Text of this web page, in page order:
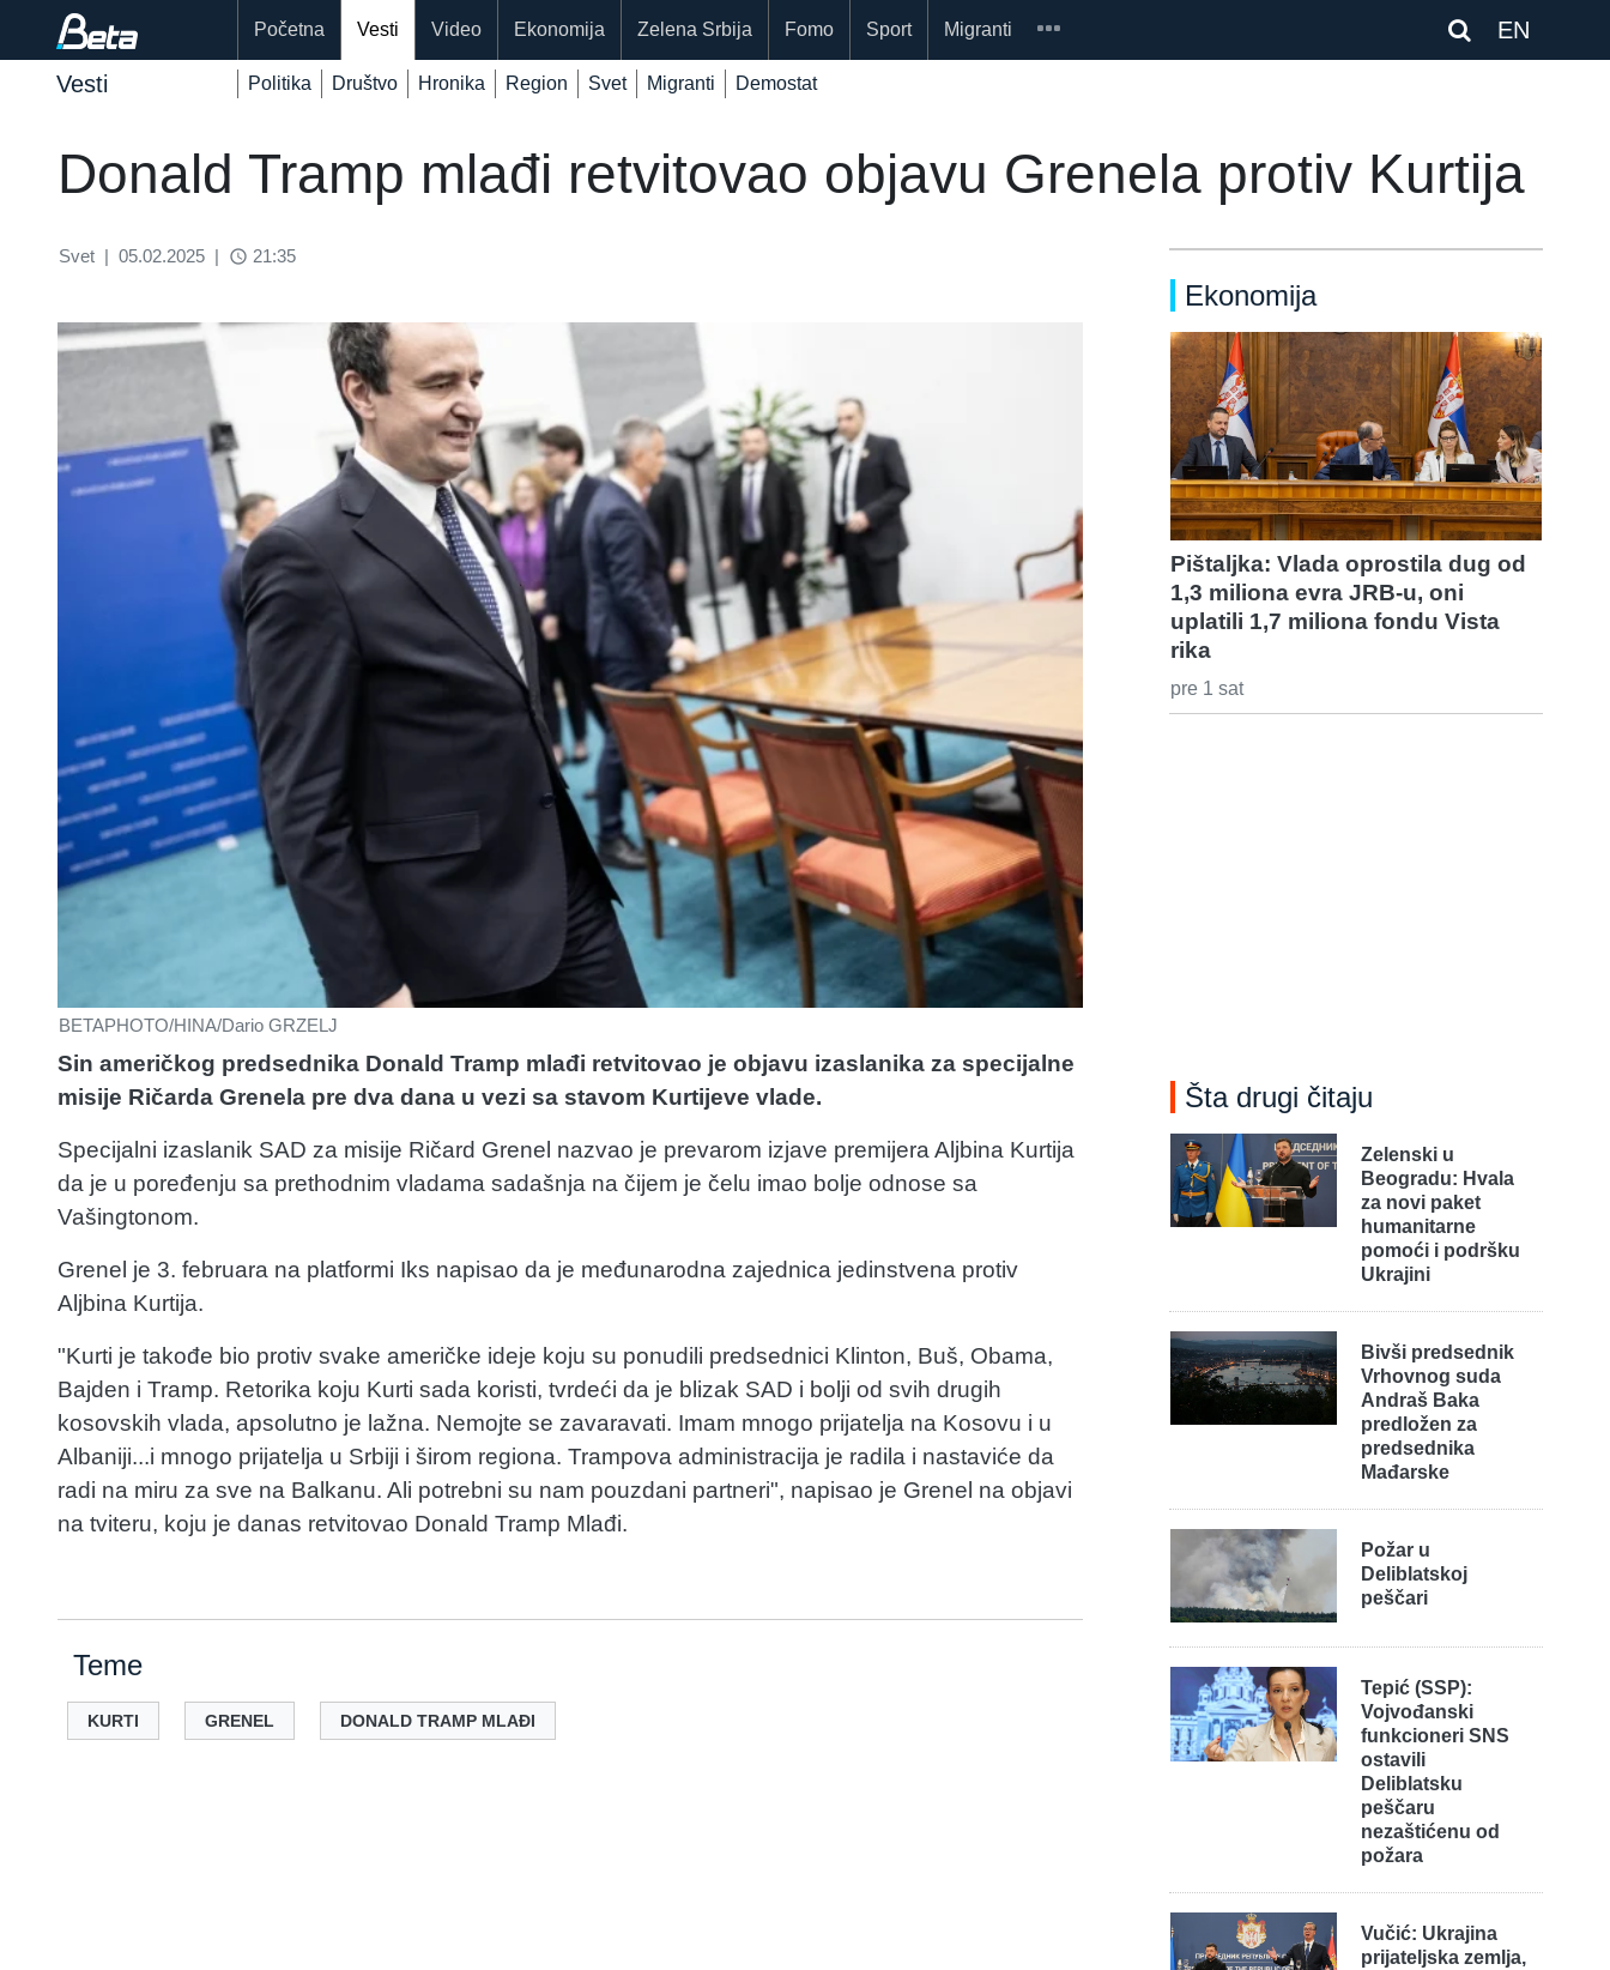
EN
Početna Vesti Video Ekonomija Zelena Srbija Fomo Sport Migranti
Vesti Politika Društvo Hronika Region Svet Migranti Demostat
Donald Tramp mlađi retvitovao objavu Grenela protiv Kurtija
Svet | 05.02.2025 | access_time 21:35
BETAPHOTO/HINA/Dario GRZELJ
Sin američkog predsednika Donald Tramp mlađi retvitovao je objavu izaslanika za specijalne
misije Ričarda Grenela pre dva dana u vezi sa stavom Kurtijeve vlade.
Specijalni izaslanik SAD za misije Ričard Grenel nazvao je prevarom izjave premijera Aljbina Kurtija
da je u poređenju sa prethodnim vladama sadašnja na čijem je čelu imao bolje odnose sa
Vašingtonom.
Grenel je 3. februara na platformi Iks napisao da je međunarodna zajednica jedinstvena protiv
Aljbina Kurtija.
"Kurti je takođe bio protiv svake američke ideje koju su ponudili predsednici Klinton, Buš, Obama,
Bajden i Tramp. Retorika koju Kurti sada koristi, tvrdeći da je blizak SAD i bolji od svih drugih
kosovskih vlada, apsolutno je lažna. Nemojte se zavaravati. Imam mnogo prijatelja na Kosovu i u
Albaniji...i mnogo prijatelja u Srbiji i širom regiona. Trampova administracija je radila i nastaviće da
radi na miru za sve na Balkanu. Ali potrebni su nam pouzdani partneri", napisao je Grenel na objavi
na tviteru, koju je danas retvitovao Donald Tramp Mlađi.
Teme
KURTI GRENEL DONALD TRAMP MLAĐI
Ekonomija
Pištaljka: Vlada oprostila dug od
1,3 miliona evra JRB-u, oni
uplatili 1,7 miliona fondu Vista
rika
pre 1 sat
Šta drugi čitaju
Zelenski u
Beogradu: Hvala
za novi paket
humanitarne
pomoći i podršku
Ukrajini
Bivši predsednik
Vrhovnog suda
Andraš Baka
predložen za
predsednika
Mađarske
Požar u
Deliblatskoj
peščari
Tepić (SSP):
Vojvođanski
funkcioneri SNS
ostavili
Deliblatsku
peščaru
nezaštićenu od
požara
Vučić: Ukrajina
prijateljska zemlja,